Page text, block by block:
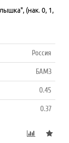
(нак. 0, 1,
Россия
БАМЗ
0.45
0.37